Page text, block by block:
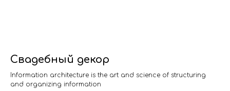
Свадебный декор
Information architecture is the art and science of structuring
and organizing information